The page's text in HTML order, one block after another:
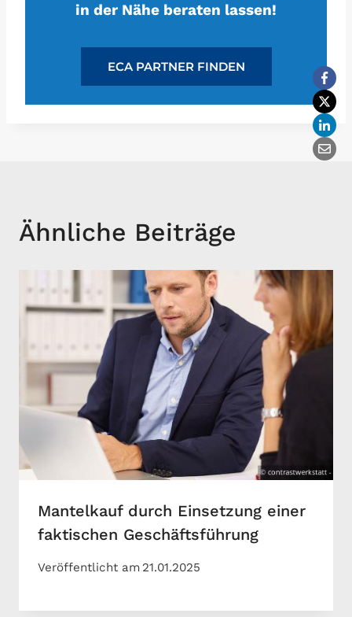
in der Nähe beraten lassen!
ECA PARTNER FINDEN
Ähnliche Beiträge
Mantelkauf durch Einsetzung einer
faktischen Geschäftsführung
Veröffentlicht am 21.01.2025